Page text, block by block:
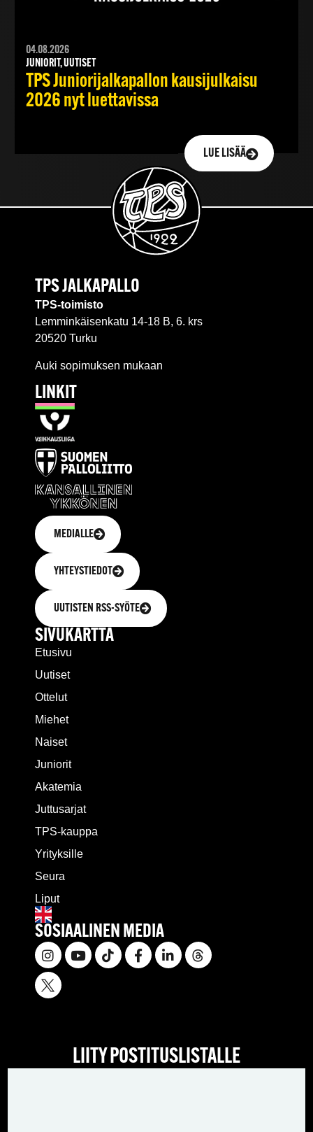
04.08.2026
JUNIORIT, UUTISET
TPS Juniorijalkapallon kausijulkaisu
2026 nyt luettavissa
LUE LISÄÄ
TPS JALKAPALLO
TPS-toimisto
Lemminkäisenkatu 14-18 B, 6. krs
20520 Turku
Auki sopimuksen mukaan
LINKIT
MEDIALLE
YHTEYSTIEDOT
UUTISTEN RSS-SYÖTE
SIVUKARTTA
Etusivu
Uutiset
Ottelut
Miehet
Naiset
Juniorit
Akatemia
Juttusarjat
TPS-kauppa
Yrityksille
Seura
Liput
SOSIAALINEN MEDIA
LIITY POSTITUSLISTALLE